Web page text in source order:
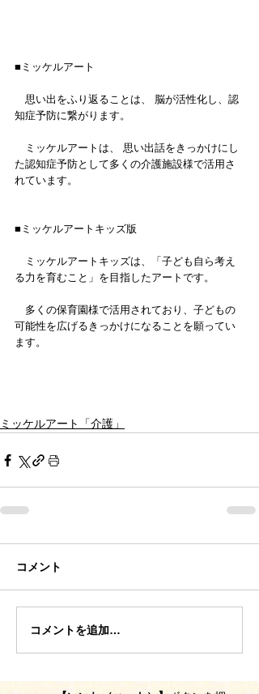
■ミッケルアート
思い出をふり返ることは、 脳が活性化し、認
知症予防に繋がります。
ミッケルアートは、 思い出話をきっかけにし
た認知症予防として多くの介護施設様で活用さ
れています。
■ミッケルアートキッズ版
ミッケルアートキッズは、「子ども自ら考え
る力を育むこと」を目指したアートです。
多くの保育園様で活用されており、子どもの
可能性を広げるきっかけになることを願ってい
ます。
ミッケルアート「介護」
コメント
コメントを追加…